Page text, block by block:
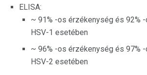
ELISA:
~ 91% -os érzékenység és 92%
HSV-1 esetében
~ 96% -os érzékenység és 97%
HSV-2 esetében